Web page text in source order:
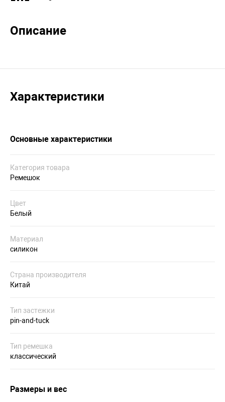
Описание
Характеристики
Основные характеристики
Категория товара
Ремешок
Цвет
Белый
Материал
силикон
Страна производителя
Китай
Тип застежки
pin-and-tuck
Тип ремешка
классический
Размеры и вес